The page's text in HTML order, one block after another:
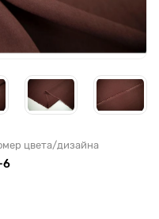
цвета/дизайна
6